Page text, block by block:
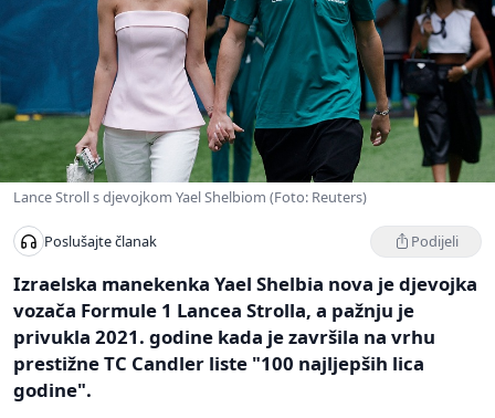
Lance Stroll s djevojkom Yael Shelbiom (Foto: Reuters)
Poslušajte članak Podijeli
Izraelska manekenka Yael Shelbia nova je djevojka
vozača Formule 1 Lancea Strolla, a pažnju je
privukla 2021. godine kada je završila na vrhu
prestižne TC Candler liste "100 najljepših lica
godine".